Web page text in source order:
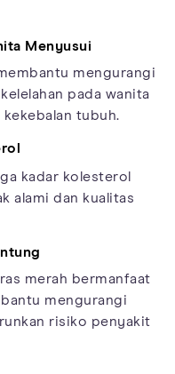
Menyusui
mengurangi
pada wanita
tubuh.
kadar kolesterol
alami dan kualitas
merah bermanfaat
mengurangi
risiko penyakit